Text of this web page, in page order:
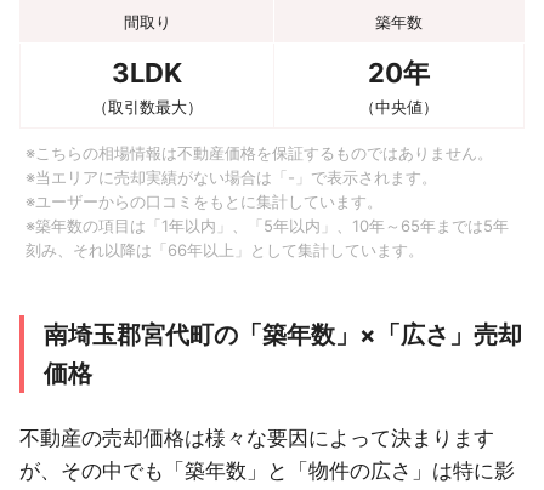
間取り 築年数
3LDK
（取引数最大）
20年
（中央値）
※こちらの相場情報は不動産価格を保証するものではありません。
※当エリアに売却実績がない場合は「-」で表示されます。
※ユーザーからの口コミをもとに集計しています。
※築年数の項目は「1年以内」、「5年以内」、10年～65年までは5年
刻み、それ以降は「66年以上」として集計しています。
南埼玉郡宮代町の「築年数」×「広さ」売却
価格
不動産の売却価格は様々な要因によって決まります
が、その中でも「築年数」と「物件の広さ」は特に影